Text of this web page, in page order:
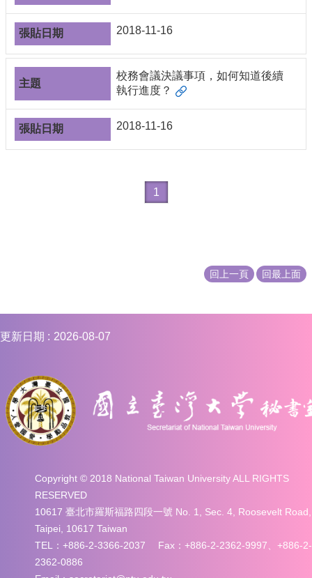
紀
錄
搜
尋
其
業
務
相
2018-11-16
校務會議決議事項，如何知道後續
執行進度？
2018-11-16
1
回上一頁 回最上面
更新日期 2026-08-07
Copyright © 2018 National Taiwan University ALL RIGHTS
RESERVED
10617 臺北市羅斯福路四段一號 No. 1, Sec. 4, Roosevelt Road,
Taipei, 10617 Taiwan
TEL：+886-2-3366-2037 Fax：+886-2-2362-9997、+886-2-
2362-0886